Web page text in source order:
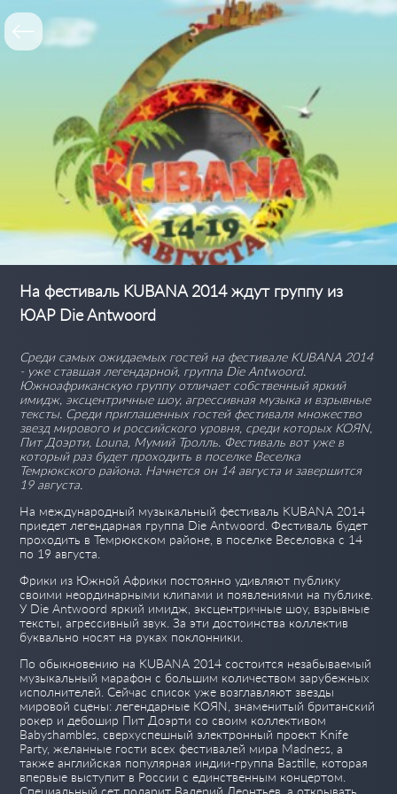
На фестиваль KUBANA 2014 ждут группу из
ЮАР Die Antwoord
Среди самых ожидаемых гостей на фестивале KUBANA 2014
- уже ставшая легендарной, группа Die Antwoord.
Южноафриканскую группу отличает собственный яркий
имидж, эксцентричные шоу, агрессивная музыка и взрывные
тексты. Среди приглашенных гостей фестиваля множество
звезд мирового и российского уровня, среди которых KOЯN,
Пит Доэрти, Louna, Мумий Тролль. Фестиваль вот уже в
который раз будет проходить в поселке Веселка
Темрюкского района. Начнется он 14 августа и завершится
19 августа.
На международный музыкальный фестиваль KUBANA 2014
приедет легендарная группа Die Antwoord. Фестиваль будет
проходить в Темрюкском районе, в поселке Веселовка с 14
по 19 августа.
Фрики из Южной Африки постоянно удивляют публику
своими неординарными клипами и появлениями на публике.
У Die Antwoord яркий имидж, эксцентричные шоу, взрывные
тексты, агрессивный звук. За эти достоинства коллектив
буквально носят на руках поклонники.
По обыкновению на KUBANA 2014 состоится незабываемый
музыкальный марафон с большим количеством зарубежных
исполнителей. Сейчас список уже возглавляют звезды
мировой сцены: легендарные KOЯN, знаменитый британский
рокер и дебошир Пит Доэрти со своим коллективом
Babyshambles, сверхуспешный электронный проект Knife
Party, желанные гости всех фестивалей мира Madness, а
также английская популярная индии-группа Bastille, которая
впервые выступит в России с единственным концертом.
Специальный сет подарит Валерий Леонтьев, а открывать